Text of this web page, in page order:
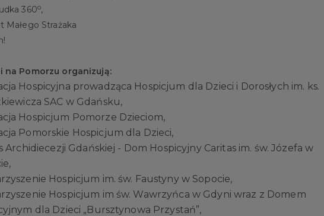
360o,
Małego Strażaka
na Pomorzu organizują:
Hospicyjna prowadząca Hospicjum dla Dzieci i Dorosłych im. ks.
SAC w Gdańsku,
Hospicjum Pomorze Dzieciom,
Pomorskie Hospicjum dla Dzieci,
Archidiecezji Gdańskiej - Dom Hospicyjny Caritas im. św. Józefa w
Hospicjum im. św. Faustyny w Sopocie,
Hospicjum im św. Wawrzyńca w Gdyni wraz z Domem
dla Dzieci „Bursztynowa Przystań”,